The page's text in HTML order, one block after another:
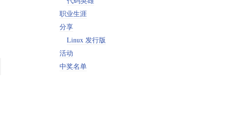
职业生涯
分享
Linux 发行版
活动
中奖名单